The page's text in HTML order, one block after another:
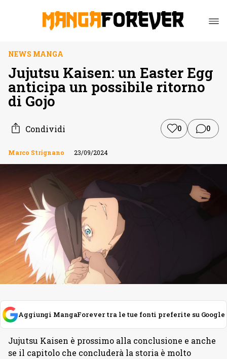
NEWS MANGA
Jujutsu Kaisen: un Easter Egg
anticipa un possibile ritorno
di Gojo
Condividi 0 0
Marco Strignano 23/09/2024
Aggiungi MangaForever tra le tue fonti preferite su Google
Jujutsu Kaisen è prossimo alla conclusione e anche
se il capitolo che concluderà la storia è molto